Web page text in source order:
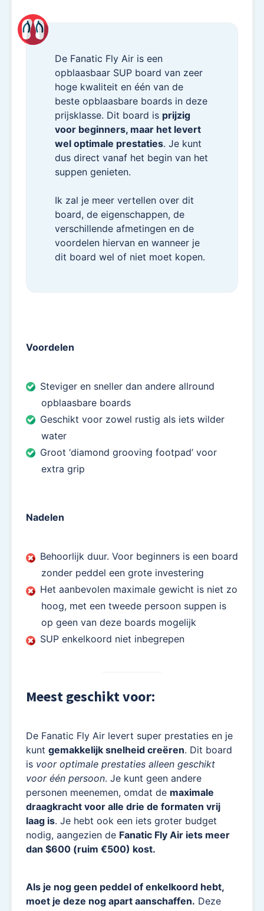
De Fanatic Fly Air is een
opblaasbaar SUP board van zeer
hoge kwaliteit en één van de
beste opblaasbare boards in deze
prijsklasse. Dit board is prijzig
voor beginners, maar het levert
wel optimale prestaties. Je kunt
dus direct vanaf het begin van het
suppen genieten.
Ik zal je meer vertellen over dit
board, de eigenschappen, de
verschillende afmetingen en de
voordelen hiervan en wanneer je
dit board wel of niet moet kopen.
Voordelen
Steviger en sneller dan andere allround
opblaasbare boards
Geschikt voor zowel rustig als iets wilder
water
Groot ‘diamond grooving footpad’ voor
extra grip
Nadelen
Behoorlijk duur. Voor beginners is een board
zonder peddel een grote investering
Het aanbevolen maximale gewicht is niet zo
hoog, met een tweede persoon suppen is
op geen van deze boards mogelijk
SUP enkelkoord niet inbegrepen
Meest geschikt voor:
De Fanatic Fly Air levert super prestaties en je
kunt gemakkelijk snelheid creëren. Dit board
is voor optimale prestaties alleen geschikt
voor één persoon. Je kunt geen andere
personen meenemen, omdat de maximale
draagkracht voor alle drie de formaten vrij
laag is. Je hebt ook een iets groter budget
nodig, aangezien de Fanatic Fly Air iets meer
dan $600 (ruim €500) kost.
Als je nog geen peddel of enkelkoord hebt,
moet je deze nog apart aanschaffen. Deze